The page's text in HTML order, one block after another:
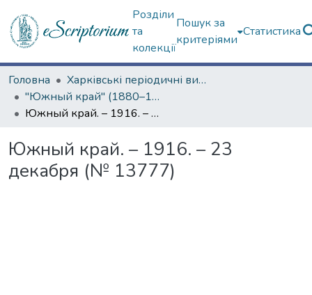
Розділи
та
колекції
Пошук за
критеріями
Статистика
Головна
Харківські періодичні видання
"Южный край" (1880–1919 гг.)
Южный край. – 1916. – 23 декабря (№ 13777)
Южный край. – 1916. – 23
декабря (№ 13777)